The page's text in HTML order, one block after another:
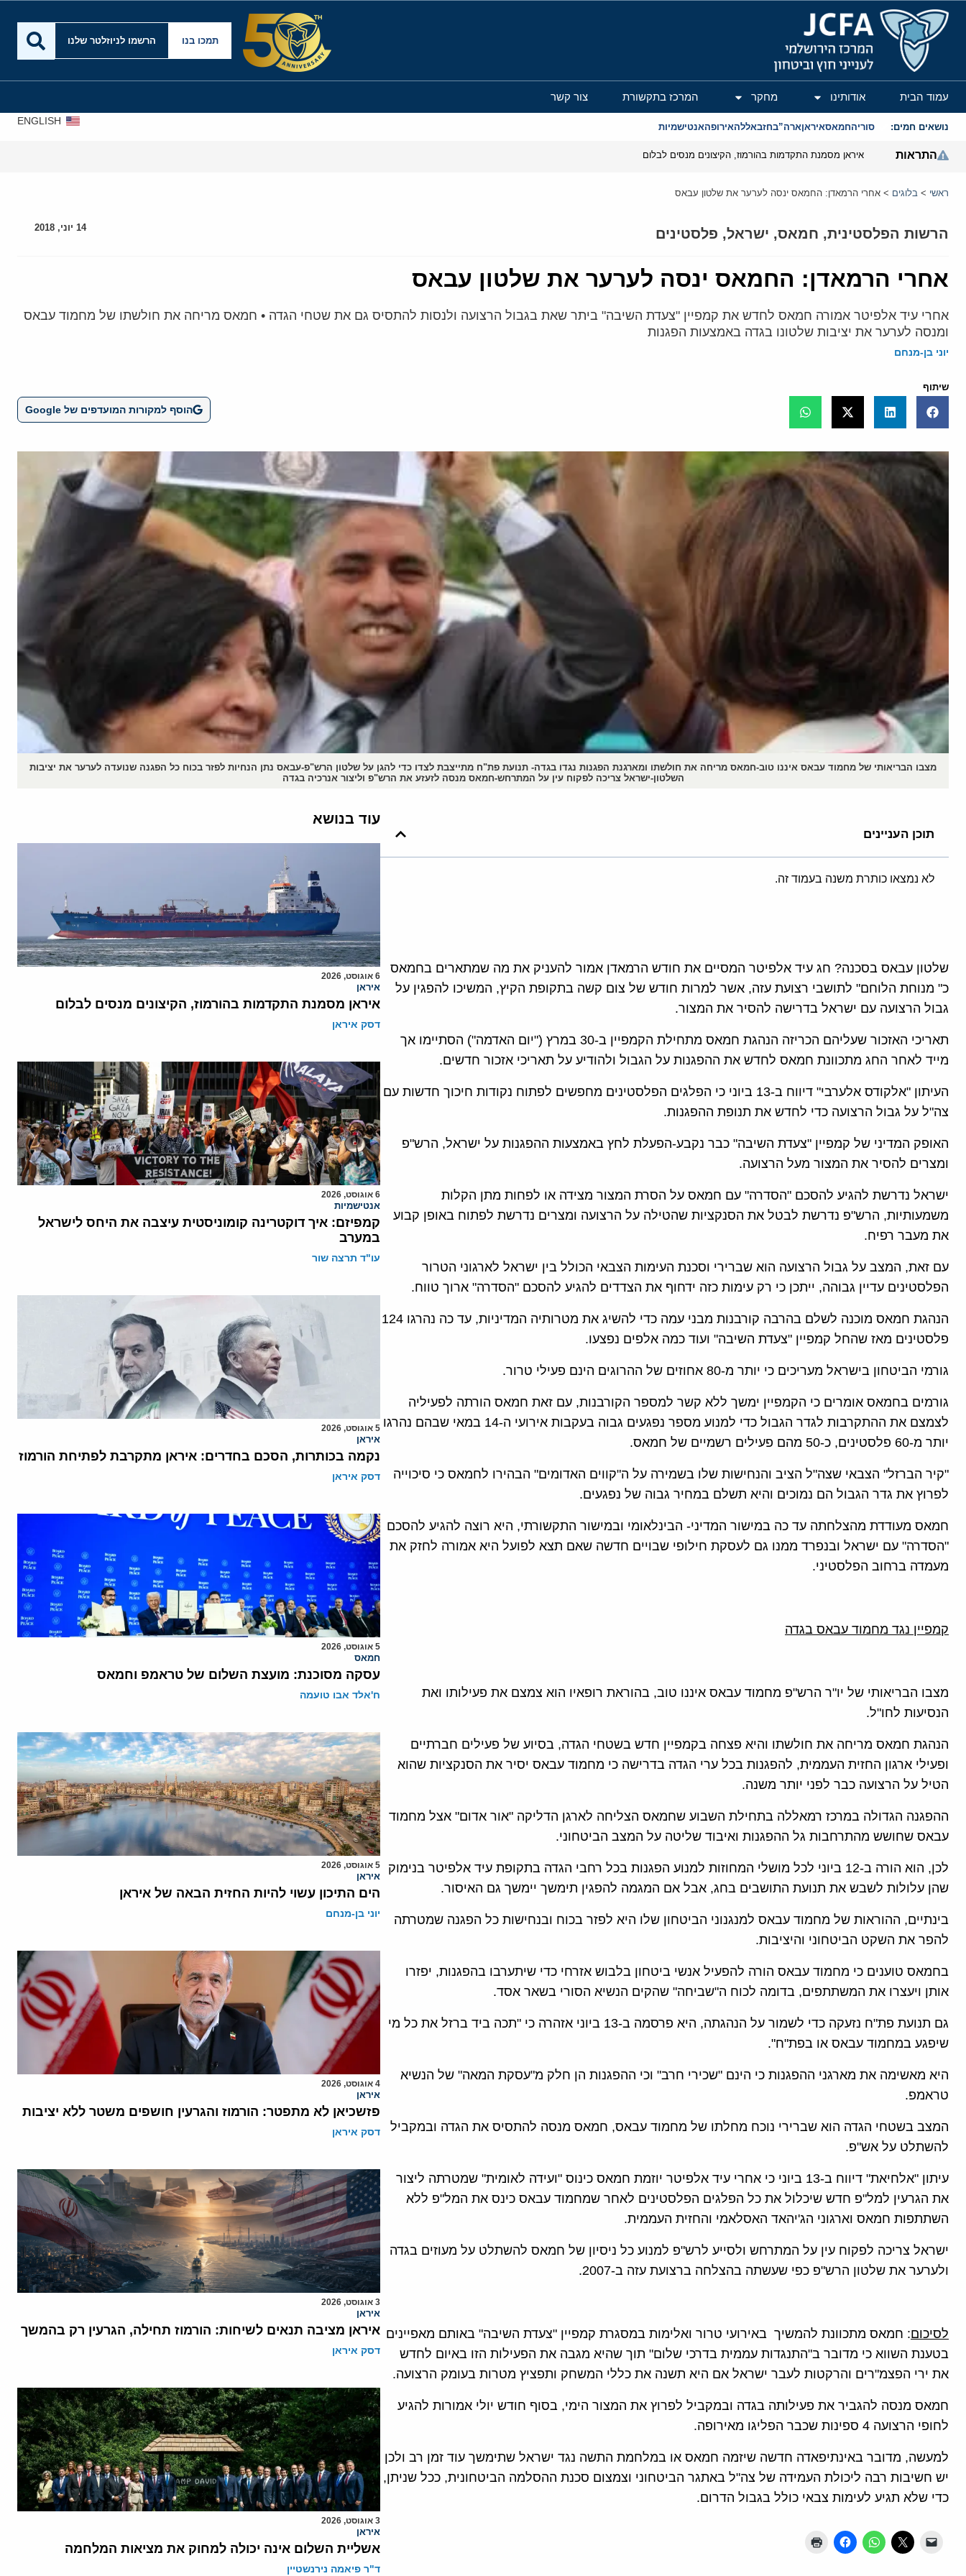
המרכז הירושלמי לענייני חוץ וביטחון
תמכו בנו הרשמו לניוזלטר שלנו
עמוד הבית אודותינו מחקר המרכז בתקשורת צור קשר
נושאים חמים: סוריהחמאסאיראןארה”בחזבאללהאירופהאנטישמיות
ENGLISH
התראות איראן מסמנת התקדמות בהורמוז, הקיצונים מנסים לבלום
ראשי > בלוגים > אחרי הרמאדן: החמאס ינסה לערער את שלטון עבאס
הרשות הפלסטינית, חמאס, ישראל, פלסטינים 14 יוני, 2018
אחרי הרמאדן: החמאס ינסה לערער את שלטון עבאס
אחרי עיד אלפיטר אמורה חמאס לחדש את קמפיין "צעדת השיבה" ביתר שאת בגבול הרצועה ולנסות להתסיס גם את שטחי הגדה • חמאס מריחה את חולשתו של מחמוד עבאס
ומנסה לערער את יציבות שלטונו בגדה באמצעות הפגנות
יוני בן-מנחם
שיתוף
הוסף למקורות המועדפים של Google
מצבו הבריאותי של מחמוד עבאס איננו טוב-חמאס מריחה את חולשתו ומארגנת הפגנות נגדו בגדה- תנועת פת"ח מתייצבת לצדו כדי להגן על שלטון הרש"פ-עבאס נתן הנחיות לפזר בכוח כל הפגנה שנועדה לערער את יציבות
השלטון-ישראל צריכה לפקוח עין על המתרחש-חמאס מנסה לזעזע את הרש"פ וליצור אנרכיה בגדה
תוכן העניינים
לא נמצאו כותרת משנה בעמוד זה.
שלטון עבאס בסכנה? חג עיד אלפיטר המסיים את חודש הרמאדן אמור להעניק את מה שמתארים בחמאס
כ" מנוחת הלוחם" לתושבי רצועת עזה, אשר למרות חודש של צום קשה בתקופת הקיץ, המשיכו להפגין על
גבול הרצועה עם ישראל בדרישה להסיר את המצור.
תאריכי האזכור שעליהם הכריזה הנהגת חמאס מתחילת הקמפיין ב-30 במרץ ("יום האדמה") הסתיימו אך
מייד לאחר החג מתכוונת חמאס לחדש את ההפגנות על הגבול ולהודיע על תאריכי אזכור חדשים.
העיתון "אלקודס אלערבי" דיווח ב-13 ביוני כי הפלגים הפלסטינים מחפשים לפתוח נקודות חיכוך חדשות עם
צה"ל על גבול הרצועה כדי לחדש את תנופת ההפגנות.
האופק המדיני של קמפיין "צעדת השיבה" כבר נקבע-הפעלת לחץ באמצעות ההפגנות על ישראל, הרש"פ
ומצרים להסיר את המצור מעל הרצועה.
ישראל נדרשת להגיע להסכם "הסדרה" עם חמאס על הסרת המצור מצידה או לפחות מתן הקלות
משמעותיות, הרש"פ נדרשת לבטל את הסנקציות שהטילה על הרצועה ומצרים נדרשת לפתוח באופן קבוע
את מעבר רפיח.
עם זאת, המצב על גבול הרצועה הוא שברירי וסכנת העימות הצבאי הכולל בין ישראל לארגוני הטרור
הפלסטינים עדיין גבוהה, ייתכן כי רק עימות כזה ידחוף את הצדדים להגיע להסכם "הסדרה" ארוך טווח.
הנהגת חמאס מוכנה לשלם בהרבה קורבנות מבני עמה כדי להשיג את מטרותיה המדיניות, עד כה נהרגו 124
פלסטינים מאז שהחל קמפיין "צעדת השיבה" ועוד כמה אלפים נפצעו.
גורמי הביטחון בישראל מעריכים כי יותר מ-80 אחוזים של ההרוגים הינם פעילי טרור.
גורמים בחמאס אומרים כי הקמפיין ימשך ללא קשר למספר הקורבנות, עם זאת חמאס הורתה לפעיליה
לצמצם את ההתקרבות לגדר הגבול כדי למנוע מספר נפגעים גבוה בעקבות אירועי ה-14 במאי שבהם נהרגו
יותר מ-60 פלסטינים, כ-50 מהם פעילים רשמיים של חמאס.
"קיר הברזל" הצבאי שצה"ל הציב והנחישות שלו בשמירה על ה"קווים האדומים" הבהירו לחמאס כי סיכוייה
לפרוץ את גדר הגבול הם נמוכים והיא תשלם במחיר גבוה של נפגעים.
חמאס מעודדת מהצלחתה עד כה במישור המדיני- הבינלאומי ובמישור התקשורתי, היא רוצה להגיע להסכם
"הסדרה" עם ישראל ובנפרד ממנו גם לעסקת חילופי שבויים חדשה שאם תצא לפועל היא אמורה לחזק את
מעמדה ברחוב הפלסטיני.
קמפיין נגד מחמוד עבאס בגדה
מצבו הבריאותי של יו"ר הרש"פ מחמוד עבאס איננו טוב, בהוראת רופאיו הוא צמצם את פעילותו ואת
הנסיעות לחו"ל.
הנהגת חמאס מריחה את חולשתו והיא פצחה בקמפיין חדש בשטחי הגדה, בסיוע של פעילים חברתיים
ופעילי ארגון החזית העממית, להפגנות בכל ערי הגדה בדרישה כי מחמוד עבאס יסיר את הסנקציות שהוא
הטיל על הרצועה כבר לפני יותר משנה.
ההפגנה הגדולה במרכז רמאללה בתחילת השבוע שחמאס הצליחה לארגן הדליקה "אור אדום" אצל מחמוד
עבאס שחושש מהתרחבות גל ההפגנות ואיבוד שליטה על המצב הביטחוני.
לכן, הוא הורה ב-12 ביוני לכל מושלי המחוזות למנוע הפגנות בכל רחבי הגדה בתקופת עיד אלפיטר בנימוק
שהן עלולות לשבש את תנועת התושבים בחג, אבל אם המגמה להפגין תימשך יימשך גם האיסור.
בינתיים, ההוראות של מחמוד עבאס למנגנוני הביטחון שלו היא לפזר בכוח ובנחישות כל הפגנה שמטרתה
להפר את השקט הביטחוני והיציבות.
בחמאס טוענים כי מחמוד עבאס הורה להפעיל אנשי ביטחון בלבוש אזרחי כדי שיתערבו בהפגנות, יפזרו
אותן ויעצרו את המשתתפים, בדומה לכוח ה"שביחה" שהקים הנשיא הסורי בשאר אסד.
גם תנועת פת"ח נזעקה כדי לשמור על הנהגתה, היא פרסמה ב-13 ביוני אזהרה כי "תכה ביד ברזל את כל מי
שיפגע במחמוד עבאס או בפת"ח".
היא מאשימה את מארגני ההפגנות כי הינם "שכירי חרב" וכי ההפגנות הן חלק מ"עסקת המאה" של הנשיא
טראמפ.
המצב בשטחי הגדה הוא שברירי נוכח מחלתו של מחמוד עבאס, חמאס מנסה להתסיס את הגדה ובמקביל
להשתלט על אש"פ.
עיתון "אלחיאת" דיווח ב-13 ביוני כי אחרי עיד אלפיטר יוזמת חמאס כינוס "ועידה לאומית" שמטרתה ליצור
את הגרעין למל"פ חדש שיכלול את כל הפלגים הפלסטינים לאחר שמחמוד עבאס כינס את המל"פ ללא
השתתפות חמאס וארגוני הג'יהאד האסלאמי והחזית העממית.
ישראל צריכה לפקוח עין על המתרחש ולסייע לרש"פ למנוע כל ניסיון של חמאס להשתלט על מעוזים בגדה
ולערער את שלטון הרש"פ כפי שעשתה בהצלחה ברצועת עזה ב-2007.
לסיכום: חמאס מתכוונת להמשיך באירועי טרור ואלימות במסגרת קמפיין "צעדת השיבה" באותם מאפיינים
בטענת השווא כי מדובר ב"התנגדות עממית בדרכי שלום" תוך שהיא מגבה את הפעילות הזו באיום לחדש
את ירי הפצמ"רים והרקטות לעבר ישראל אם היא תשנה את כללי המשחק ותפציץ מטרות בעומק הרצועה.
חמאס מנסה להגביר את פעילותה בגדה ובמקביל לפרוץ את המצור הימי, בסוף חודש יולי אמורות להגיע
לחופי הרצועה 4 ספינות שכבר הפליגו מאירופה.
למעשה, מדובר באינתיפאדה חדשה שיזמה חמאס או במלחמת התשה נגד ישראל שתימשך עוד זמן רב ולכן
יש חשיבות רבה ליכולת העמידה של צה"ל באתגר הביטחוני וצמצום סכנת ההסלמה הביטחונית, ככל שניתן,
כדי שלא תגיע לעימות צבאי כולל בגבול הדרום.
עוד בנושא
6 אוגוסט, 2026
איראן
איראן מסמנת התקדמות בהורמוז, הקיצונים מנסים לבלום
דסק איראן
6 אוגוסט, 2026
אנטישמיות
קמפיזם: איך דוקטרינה קומוניסטית עיצבה את היחס לישראל
במערב
עו"ד תרצה שור
5 אוגוסט, 2026
איראן
נקמה בכותרות, הסכם בחדרים: איראן מתקרבת לפתיחת הורמוז
דסק איראן
5 אוגוסט, 2026
חמאס
עסקה מסוכנת: מועצת השלום של טראמפ וחמאס
ח'אלד אבו טועמה
5 אוגוסט, 2026
איראן
הים התיכון עשוי להיות החזית הבאה של איראן
יוני בן-מנחם
4 אוגוסט, 2026
איראן
פזשכיאן לא מתפטר: הורמוז והגרעין חושפים משטר ללא יציבות
דסק איראן
3 אוגוסט, 2026
איראן
איראן מציבה תנאים לשיחות: הורמוז תחילה, הגרעין רק בהמשך
דסק איראן
3 אוגוסט, 2026
איראן
אשליית השלום אינה יכולה למחוק את מציאות המלחמה
ד"ר פיאמה נירנשטיין